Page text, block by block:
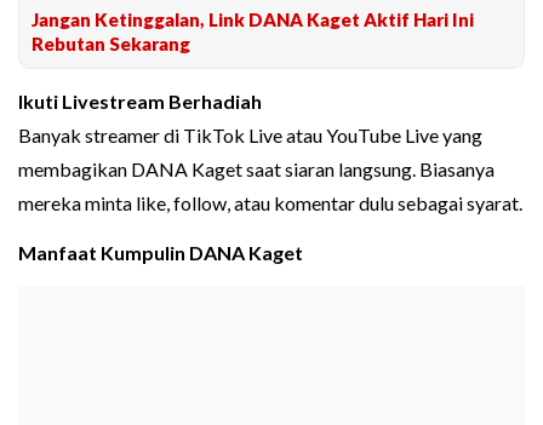
Jangan Ketinggalan, Link DANA Kaget Aktif Hari Ini
Rebutan Sekarang
Ikuti Livestream Berhadiah
Banyak streamer di TikTok Live atau YouTube Live yang
membagikan DANA Kaget saat siaran langsung. Biasanya
mereka minta like, follow, atau komentar dulu sebagai syarat.
Manfaat Kumpulin DANA Kaget